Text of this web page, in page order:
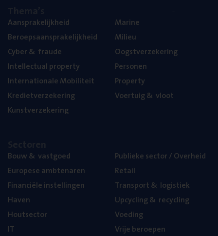
Aan­spra­ke­lijk­heid
Beroeps­aan­spra­ke­lijk­heid
Cyber& fraude
Intel­lec­tu­al property
Inter­na­ti­o­na­le Mobiliteit
Kre­diet­ver­ze­ke­ring
Kunst­ver­ze­ke­ring
Mari­ne
Mili­eu
Oogst­ver­ze­ke­ring
Per­so­nen
Pro­per­ty
Voer­tuig& vloot
Bouw& vastgoed
Euro­pe­se ambtenaren
Finan­ci­ë­le instellingen
Haven
Hout­sec­tor
IT
Publie­ke sec­tor / Overheid
Retail
Trans­port& logistiek
Upcy­cling& recycling
Voe­ding
Vrije beroe­pen